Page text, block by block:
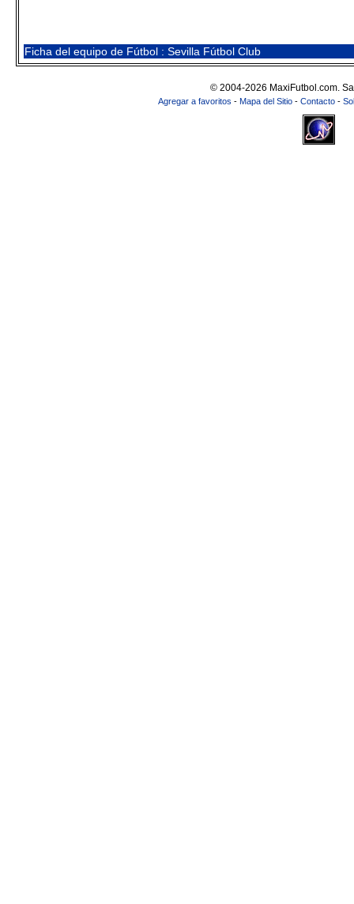
Ficha del equipo de Fútbol : Sevilla Fútbol Club
© 2004-2026 MaxiFutbol.com.
Agregar a favoritos - Mapa del Sitio - Contacto -